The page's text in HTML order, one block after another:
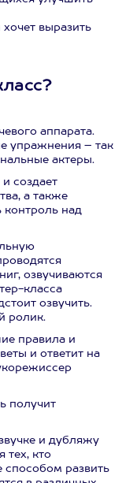
выразить
аппарата.
упражнения – так
актеры.
создает
а также
контроль над
озвучиваются
класса
озвучить.
ролик.
правила и
и ответит на
получит
и дубляжу
тех, кто
способом развить